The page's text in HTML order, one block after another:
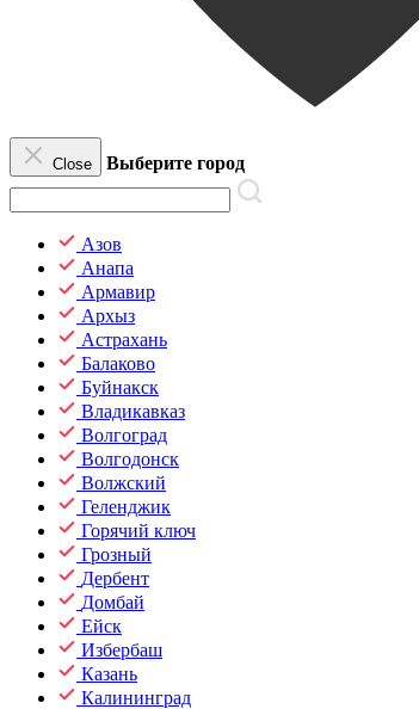
Close Выберите город
Азов
Анапа
Армавир
Архыз
Астрахань
Балаково
Буйнакск
Владикавказ
Волгоград
Волгодонск
Волжский
Геленджик
Горячий ключ
Грозный
Дербент
Домбай
Ейск
Избербаш
Казань
Калининград